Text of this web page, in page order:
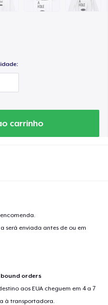
carrinho
será enviada antes de ou em
bound orders
aos EUA cheguem em 4 a 7
à transportadora.
Classic Tee